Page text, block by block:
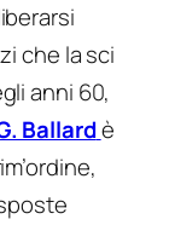
che la sci
anni 60,
Ballardè